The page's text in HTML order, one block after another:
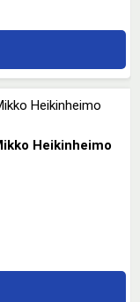
Heikinheimo